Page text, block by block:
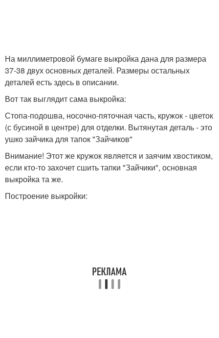
На миллиметровой бумаге выкройка дана для размера
37-38 двух основных деталей. Размеры остальных
деталей есть здесь в описании.
Вот так выглядит сама выкройка:
Стопа-подошва, носочно-пяточная часть, кружок - цветок
(с бусиной в центре) для отделки. Вытянутая деталь - это
ушко зайчика для тапок "Зайчиков"
Внимание! Этот же кружок является и заячим хвостиком,
если кто-то захочет сшить тапки "Зайчики", основная
выкройка та же.
Построение выкройки: